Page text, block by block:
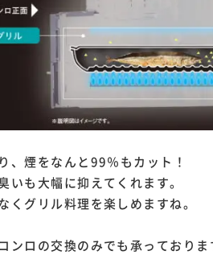
、煙をなんと99％もカット！
いも大幅に抑えてくれます。
くグリル料理を楽しめますね。
ンロの交換のみでも承っておりま